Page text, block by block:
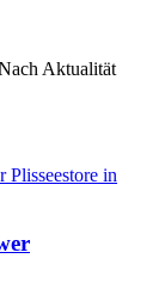
Aktualität